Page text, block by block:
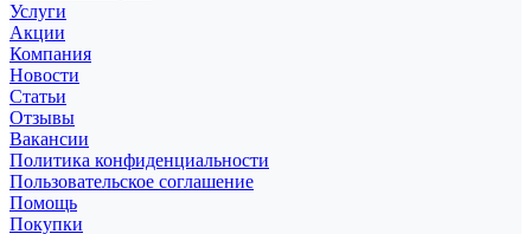
Услуги
Акции
Компания
Новости
Статьи
Отзывы
Вакансии
Политика конфиденциальности
Пользовательское соглашение
Помощь
Покупки